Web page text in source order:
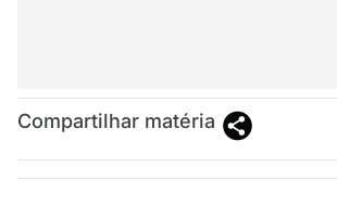
Compartilhar matéria